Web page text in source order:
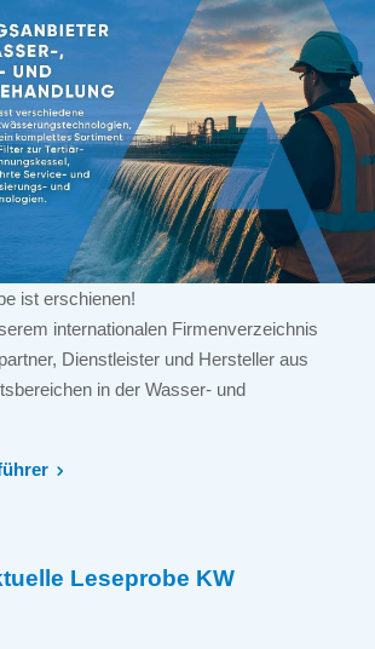
ist erschienen!
internationalen Firmenverzeichnis
Dienstleister und Hersteller aus
in der Wasser- und
Leseprobe KW